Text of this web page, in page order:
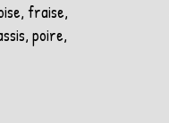
fraise,
poire,